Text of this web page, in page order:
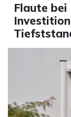
Flaute